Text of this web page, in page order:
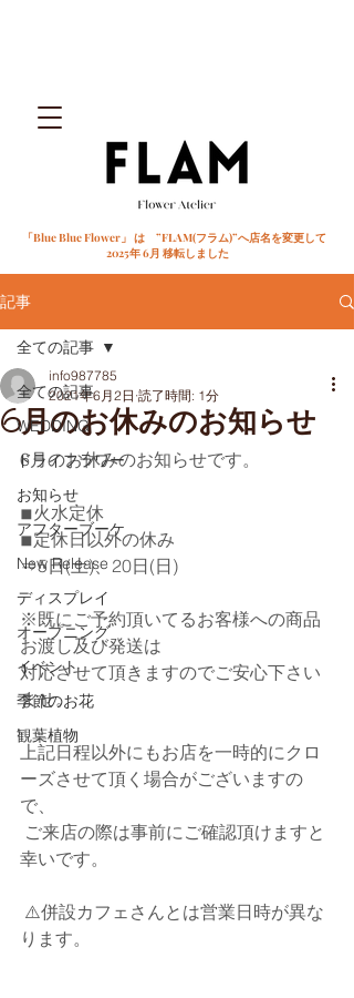
「Blue Blue Flower」 は ”FLAM(フラム)”へ店名を変更して
2025年 6月 移転しました
記事
全ての記事
WEDDING
ドライフラワー
お知らせ
アフターブーケ
New Release
ディスプレイ
オープニング
イベント
季節のお花
観葉植物
全ての記事
6月のお休みのお知らせ
info987785
2021年6月2日 読了時間: 1分
6月のお休みのお知らせです。﻿
◾︎火水定休﻿
◾︎定休日以外の休み﻿
⇒5日(土)、20日(日)﻿
※既にご予約頂いてるお客様への商品
お渡し及び発送は
対応させて頂きますのでご安心下さい
ませ。﻿
上記日程以外にもお店を一時的にクロ
ーズさせて頂く場合がございますの
で、
﻿ ご来店の際は事前にご確認頂けますと
幸いです。﻿
﻿ ⚠️併設カフェさんとは営業日時が異な
ります。﻿ ﻿